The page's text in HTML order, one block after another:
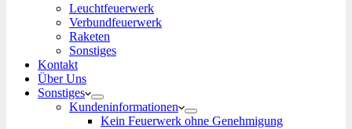
Leuchtfeuerwerk​
Verbundfeuerwerk
Raketen
Sonstiges
Kontakt
Über Uns
Sonstiges
Kundeninformationen
Kein Feuerwerk ohne Genehmigung